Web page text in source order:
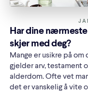
Har dine
skjer med deg?
Mange er usikre på
gjelder arv, testament
alderdom. Ofte vet
det er vanskelig å vite